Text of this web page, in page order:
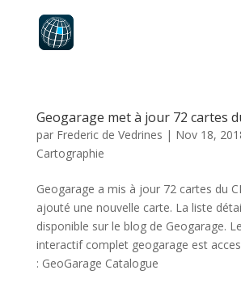
Geogarage met à jour 72 cartes
par Frederic de Vedrines | Nov 18,
Cartographie
Geogarage a mis à jour 72 cartes du
ajouté une nouvelle carte. La liste
disponible sur le blog de Geogarage.
interactif complet geogarage est
: GeoGarage Catalogue